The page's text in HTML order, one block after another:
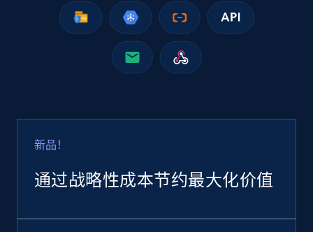
新品！
通过战略性成本节约最大化价值